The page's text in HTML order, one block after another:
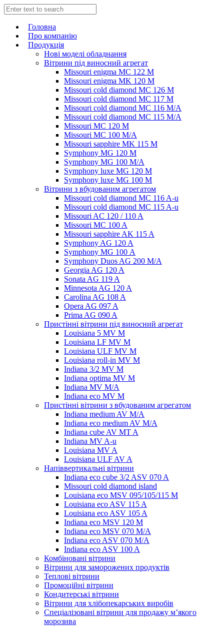
Головна
Про компанію
Продукція
Нові моделі обладнання
Вітрини під виносний агрегат
Missouri enigma MC 122 M
Missouri enigma MK 120 M
Missouri cold diamond MC 126 M
Missouri cold diamond MC 117 M
Missouri cold diamond MC 116 M/A
Missouri cold diamond MC 115 M/A
Missouri MC 120 M
Missouri MC 100 M/A
Missouri sapphire MK 115 M
Symphony MG 120 M
Symphony MG 100 M/А
Symphony luxe MG 120 M
Symphony luxe MG 100 M
Вітрини з вбудованим агрегатом
Missouri cold diamond MC 116 A-u
Missouri cold diamond MC 115 A-u
Missouri AC 120 / 110 A
Missouri MC 100 A
Missouri sapphire AK 115 A
Symphony AG 120 A
Symphony MG 100 А
Symphony Duos AG 200 M/A
Georgia AG 120 A
Sonata AG 119 A
Minnesota AG 120 A
Carolina AG 108 A
Opera AG 097 A
Prima AG 090 A
Пристінні вітрини під виносний агрегат
Louisiana 5 MV M
Louisiana LF MV M
Louisiana ULF MV M
Louisiana roll-in MV M
Indiana 3/2 MV M
Indiana optima MV M
Indiana MV M/A
Indiana eco MV M
Пристінні вітрини з вбудованим агрегатом
Indiana medium AV M/A
Indiana eco medium AV M/A
Indiana cube AV MT A
Indiana MV A-u
Louisiana MV A
Louisiana ULF AV A
Напіввертикальні вітрини
Indiana eco cube 3/2 ASV 070 A
Missouri cold diamond island
Louisiana eco MSV 095/105/115 M
Louisiana eco ASV 115 A
Louisiana eco ASV 105 A
Indiana eco MSV 120 M
Indiana eco MSV 070 M/A
Indiana eco ASV 070 M/A
Indiana eco ASV 100 A
Комбіновані вітрини
Вітрини для заморожених продуктів
Теплові вітрини
Промоційні вітрини
Кондитерські вітрини
Вітрини для хлібопекарських виробів
Спеціалізовані вітрини для продажу м’якого
морозива